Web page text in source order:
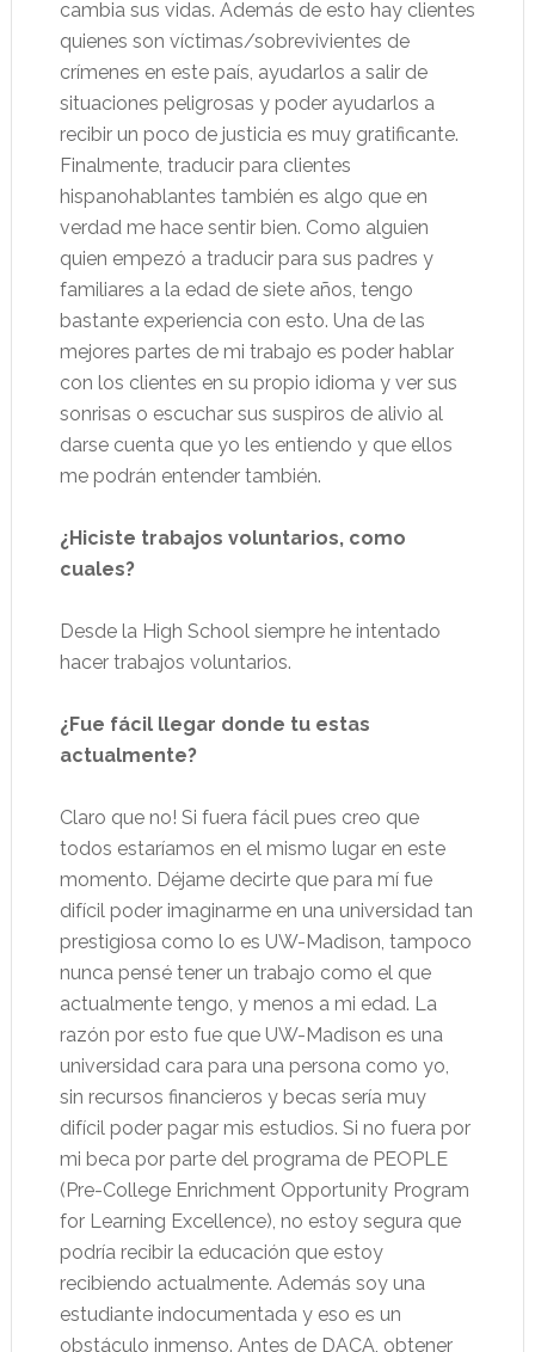
cambia sus vidas. Además de esto hay clientes
quienes son víctimas/sobrevivientes de
crímenes en este país, ayudarlos a salir de
situaciones peligrosas y poder ayudarlos a
recibir un poco de justicia es muy gratificante.
Finalmente, traducir para clientes
hispanohablantes también es algo que en
verdad me hace sentir bien. Como alguien
quien empezó a traducir para sus padres y
familiares a la edad de siete años, tengo
bastante experiencia con esto. Una de las
mejores partes de mi trabajo es poder hablar
con los clientes en su propio idioma y ver sus
sonrisas o escuchar sus suspiros de alivio al
darse cuenta que yo les entiendo y que ellos
me podrán entender también.
¿Hiciste trabajos voluntarios, como
cuales?
Desde la High School siempre he intentado
hacer trabajos voluntarios.
¿Fue fácil llegar donde tu estas
actualmente?
Claro que no! Si fuera fácil pues creo que
todos estaríamos en el mismo lugar en este
momento. Déjame decirte que para mí fue
difícil poder imaginarme en una universidad tan
prestigiosa como lo es UW-Madison, tampoco
nunca pensé tener un trabajo como el que
actualmente tengo, y menos a mi edad. La
razón por esto fue que UW-Madison es una
universidad cara para una persona como yo,
sin recursos financieros y becas sería muy
difícil poder pagar mis estudios. Si no fuera por
mi beca por parte del programa de PEOPLE
(Pre-College Enrichment Opportunity Program
for Learning Excellence), no estoy segura que
podría recibir la educación que estoy
recibiendo actualmente. Además soy una
estudiante indocumentada y eso es un
obstáculo inmenso. Antes de DACA, obtener